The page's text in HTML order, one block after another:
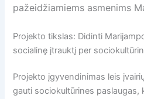
pažeidžiamiems asmenims
Projekto tikslas: Didinti
socialinę įtrauktį per
Projekto įgyvendinimas leis
gauti sociokultūrines paslaugas,